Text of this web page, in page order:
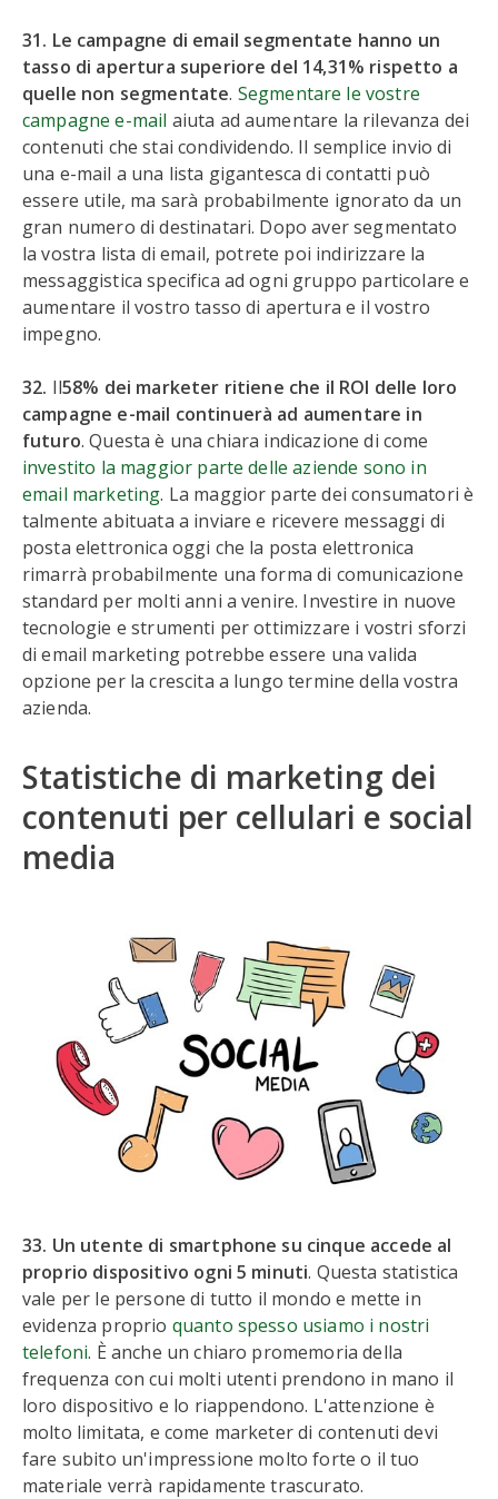
31. Le campagne di email segmentate hanno un
tasso di apertura superiore del 14,31% rispetto a
quelle non segmentate. Segmentare le vostre
campagne e-mail aiuta ad aumentare la rilevanza dei
contenuti che stai condividendo. Il semplice invio di
una e-mail a una lista gigantesca di contatti può
essere utile, ma sarà probabilmente ignorato da un
gran numero di destinatari. Dopo aver segmentato
la vostra lista di email, potrete poi indirizzare la
messaggistica specifica ad ogni gruppo particolare e
aumentare il vostro tasso di apertura e il vostro
impegno.
32. Il58% dei marketer ritiene che il ROI delle loro
campagne e-mail continuerà ad aumentare in
futuro. Questa è una chiara indicazione di come
investito la maggior parte delle aziende sono in
email marketing. La maggior parte dei consumatori è
talmente abituata a inviare e ricevere messaggi di
posta elettronica oggi che la posta elettronica
rimarrà probabilmente una forma di comunicazione
standard per molti anni a venire. Investire in nuove
tecnologie e strumenti per ottimizzare i vostri sforzi
di email marketing potrebbe essere una valida
opzione per la crescita a lungo termine della vostra
azienda.
Statistiche di marketing dei
contenuti per cellulari e social
media
33. Un utente di smartphone su cinque accede al
proprio dispositivo ogni 5 minuti. Questa statistica
vale per le persone di tutto il mondo e mette in
evidenza proprio quanto spesso usiamo i nostri
telefoni. È anche un chiaro promemoria della
frequenza con cui molti utenti prendono in mano il
loro dispositivo e lo riappendono. L'attenzione è
molto limitata, e come marketer di contenuti devi
fare subito un'impressione molto forte o il tuo
materiale verrà rapidamente trascurato.